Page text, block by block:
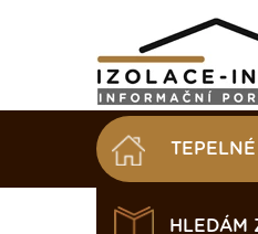
HLEDÁM